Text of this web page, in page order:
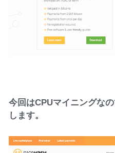
今回はCPUマイニングなの
します。